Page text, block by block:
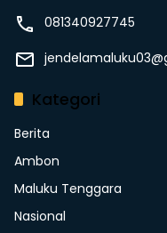
081340927745
Kategori
Berita
Ambon
Maluku Tenggara
Nasional